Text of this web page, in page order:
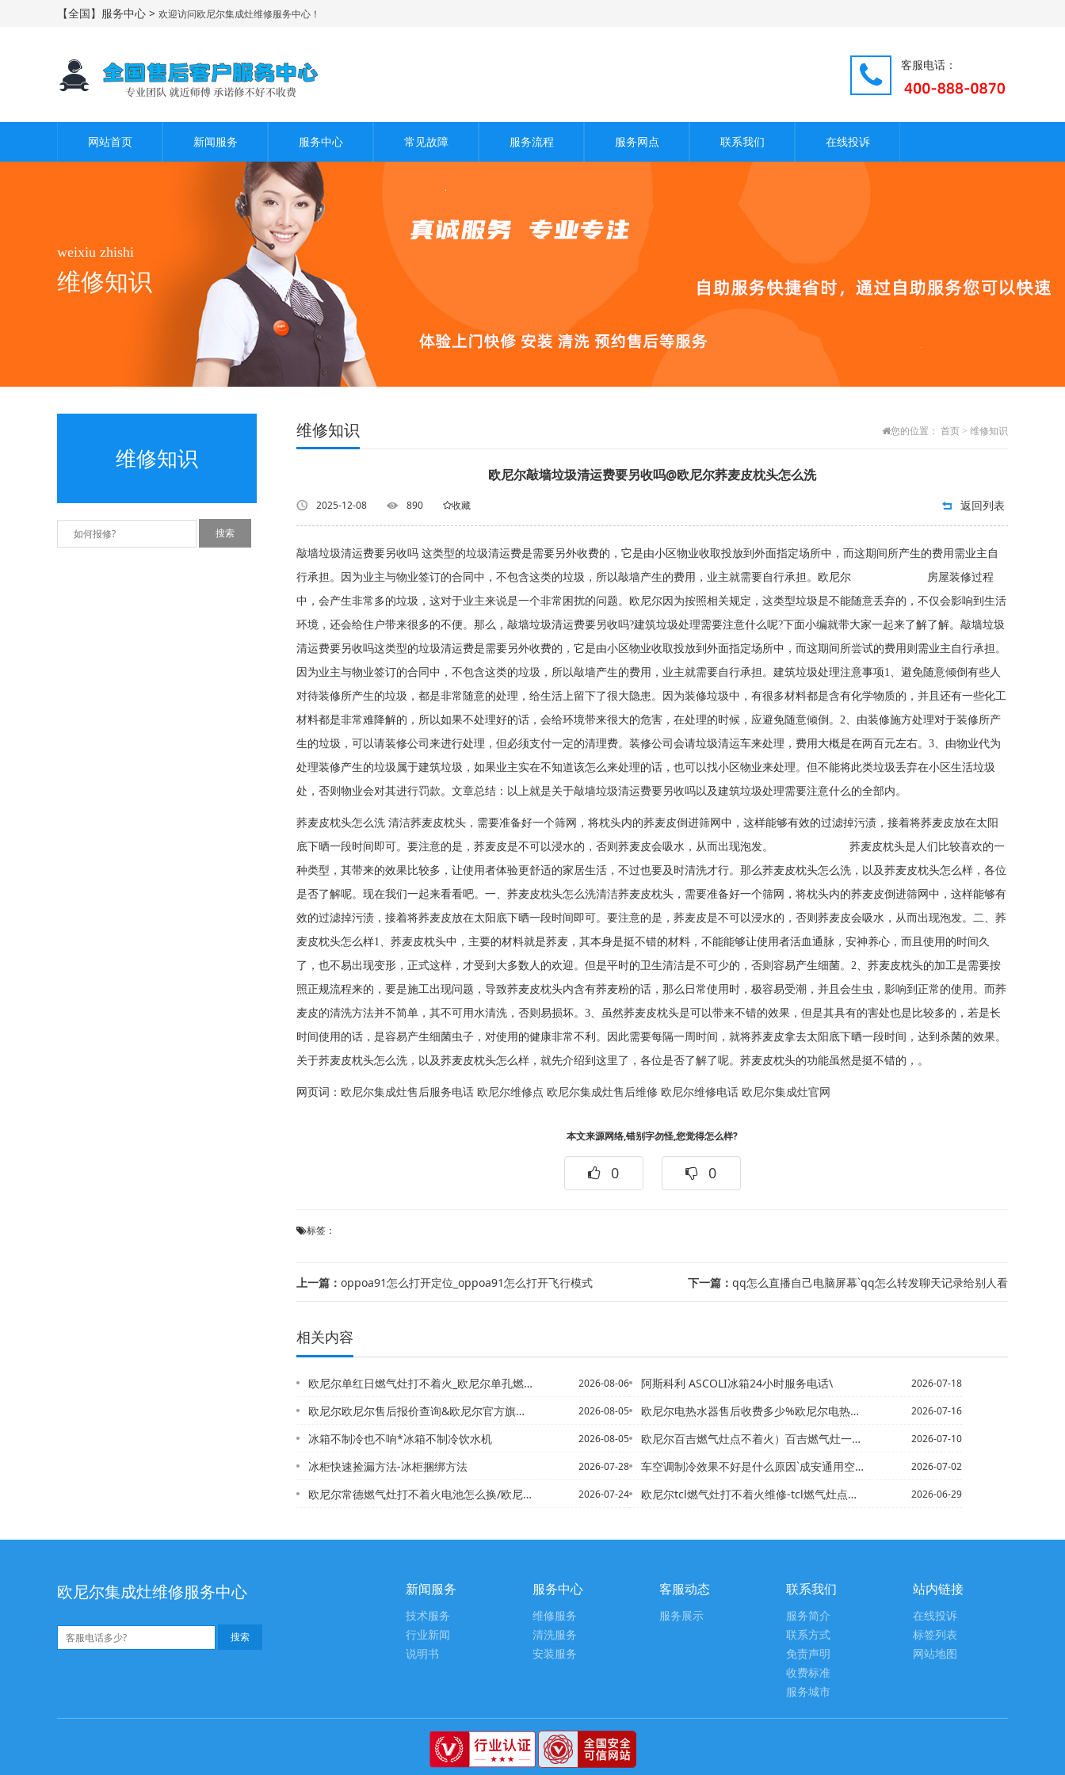
【全国】服务中心 > 欢迎访问欧尼尔集成灶维修服务中心！
客服电话：
网站首页 新闻服务 服务中心 常见故障 服务流程 服务网点 联系我们 在线投诉
weixiu zhishi
维修知识
维修知识
维修知识 您的位置： 首页 > 维修知识
欧尼尔敲墙垃圾清运费要另收吗@欧尼尔荞麦皮枕头怎么洗
2025-12-08 890 收藏 返回列表
敲墙垃圾清运费要另收吗 这类型的垃圾清运费是需要另外收费的，它是由小区物业收取投放到外面指定场所中，而这期间所产生的费用需业主自
行承担。因为业主与物业签订的合同中，不包含这类的垃圾，所以敲墙产生的费用，业主就需要自行承担。欧尼尔 房屋装修过程
中，会产生非常多的垃圾，这对于业主来说是一个非常困扰的问题。欧尼尔因为按照相关规定，这类型垃圾是不能随意丢弃的，不仅会影响到生活
环境，还会给住户带来很多的不便。那么，敲墙垃圾清运费要另收吗?建筑垃圾处理需要注意什么呢?下面小编就带大家一起来了解了解。敲墙垃圾
清运费要另收吗这类型的垃圾清运费是需要另外收费的，它是由小区物业收取投放到外面指定场所中，而这期间所尝试的费用则需业主自行承担。
因为业主与物业签订的合同中，不包含这类的垃圾，所以敲墙产生的费用，业主就需要自行承担。建筑垃圾处理注意事项1、避免随意倾倒有些人
对待装修所产生的垃圾，都是非常随意的处理，给生活上留下了很大隐患。因为装修垃圾中，有很多材料都是含有化学物质的，并且还有一些化工
材料都是非常难降解的，所以如果不处理好的话，会给环境带来很大的危害，在处理的时候，应避免随意倾倒。2、由装修施方处理对于装修所产
生的垃圾，可以请装修公司来进行处理，但必须支付一定的清理费。装修公司会请垃圾清运车来处理，费用大概是在两百元左右。3、由物业代为
处理装修产生的垃圾属于建筑垃圾，如果业主实在不知道该怎么来处理的话，也可以找小区物业来处理。但不能将此类垃圾丢弃在小区生活垃圾
处，否则物业会对其进行罚款。文章总结：以上就是关于敲墙垃圾清运费要另收吗以及建筑垃圾处理需要注意什么的全部内。
荞麦皮枕头怎么洗 清洁荞麦皮枕头，需要准备好一个筛网，将枕头内的荞麦皮倒进筛网中，这样能够有效的过滤掉污渍，接着将荞麦皮放在太阳
底下晒一段时间即可。要注意的是，荞麦皮是不可以浸水的，否则荞麦皮会吸水，从而出现泡发。 荞麦皮枕头是人们比较喜欢的一
种类型，其带来的效果比较多，让使用者体验更舒适的家居生活，不过也要及时清洗才行。那么荞麦皮枕头怎么洗，以及荞麦皮枕头怎么样，各位
是否了解呢。现在我们一起来看看吧。一、荞麦皮枕头怎么洗清洁荞麦皮枕头，需要准备好一个筛网，将枕头内的荞麦皮倒进筛网中，这样能够有
效的过滤掉污渍，接着将荞麦皮放在太阳底下晒一段时间即可。要注意的是，荞麦皮是不可以浸水的，否则荞麦皮会吸水，从而出现泡发。二、荞
麦皮枕头怎么样1、荞麦皮枕头中，主要的材料就是荞麦，其本身是挺不错的材料，不能能够让使用者活血通脉，安神养心，而且使用的时间久
了，也不易出现变形，正式这样，才受到大多数人的欢迎。但是平时的卫生清洁是不可少的，否则容易产生细菌。2、荞麦皮枕头的加工是需要按
照正规流程来的，要是施工出现问题，导致荞麦皮枕头内含有荞麦粉的话，那么日常使用时，极容易受潮，并且会生虫，影响到正常的使用。而荞
麦皮的清洗方法并不简单，其不可用水清洗，否则易损坏。3、虽然荞麦皮枕头是可以带来不错的效果，但是其具有的害处也是比较多的，若是长
时间使用的话，是容易产生细菌虫子，对使用的健康非常不利。因此需要每隔一周时间，就将荞麦皮拿去太阳底下晒一段时间，达到杀菌的效果。
关于荞麦皮枕头怎么洗，以及荞麦皮枕头怎么样，就先介绍到这里了，各位是否了解了呢。荞麦皮枕头的功能虽然是挺不错的，。
网页词： 欧尼尔集成灶售后服务电话 欧尼尔维修点 欧尼尔集成灶售后维修 欧尼尔维修电话 欧尼尔集成灶官网
本文来源网络,错别字勿怪,您觉得怎么样?
0 0
标签：
上一篇： oppoa91怎么打开定位_oppoa91怎么打开飞行模式 下一篇： qq怎么直播自己电脑屏幕`qq怎么转发聊天记录给别人看
相关内容
欧尼尔单红日燃气灶打不着火_欧尼尔单孔燃气灶打不着火 2026-08-06
欧尼尔欧尼尔售后报价查询&欧尼尔官方旗舰店2027最新数据 2026-08-05
冰箱不制冷也不响*冰箱不制冷饮水机 2026-08-05
冰柜快速捡漏方法-冰柜捆绑方法 2026-07-28
欧尼尔常德燃气灶打不着火电池怎么换/欧尼尔常德维修热水器上门电话,维修热水器 2026-07-24
阿斯科利 ASCOLI冰箱24小时服务电话\ 2026-07-18
欧尼尔电热水器售后收费多少%欧尼尔电热水器售后收费多少钱最新收费标准 2026-07-16
欧尼尔百吉燃气灶点不着火）百吉燃气灶一边打不着火 2026-07-10
车空调制冷效果不好是什么原因`成安通用空调维修价格 2026-07-02
欧尼尔tcl燃气灶打不着火维修-tcl燃气灶点不着火 2026-06-29
欧尼尔集成灶维修服务中心 新闻服务
技术服务
行业新闻
说明书
服务中心
维修服务
清洗服务
安装服务
客服动态
服务展示
联系我们
服务简介
联系方式
免责声明
收费标准
服务城市
站内链接
在线投诉
标签列表
网站地图